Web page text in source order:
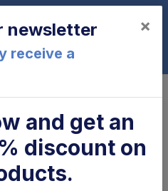
0
newsletter
receive a
×
and get an
discount on